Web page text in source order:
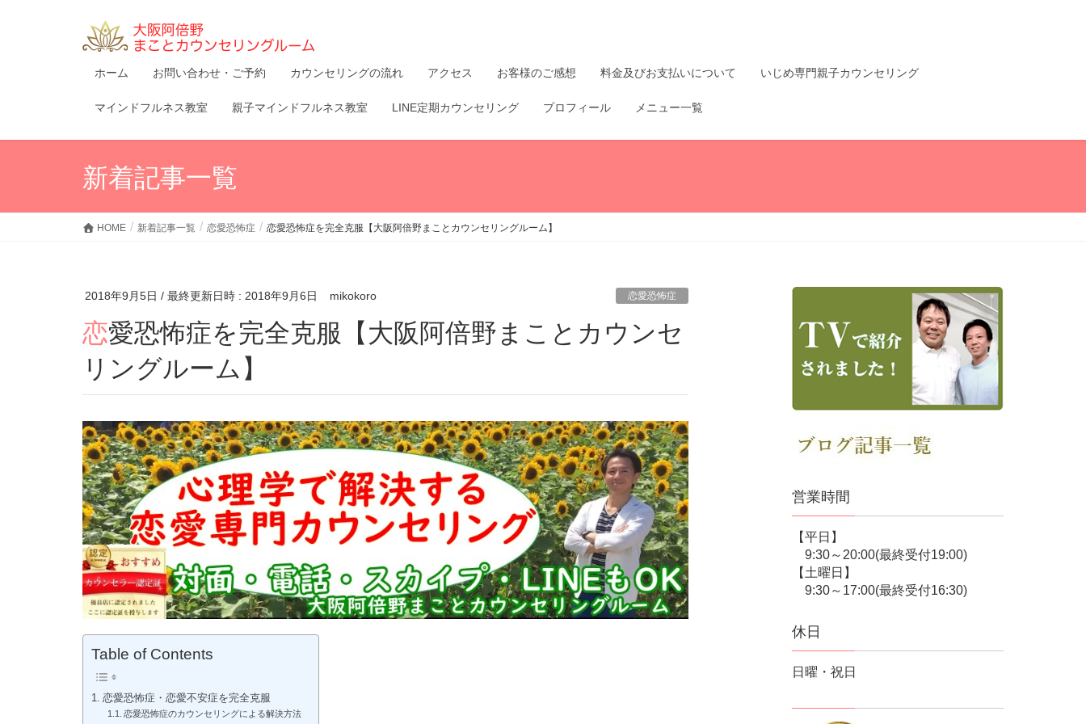
ホーム お問い合わせ・ご予約 カウンセリングの流れ アクセス お客様のご感想 料金及びお支払いについて いじめ専門親子カウンセリング
マインドフルネス教室 親子マインドフルネス教室 LINE定期カウンセリング プロフィール メニュー一覧
新着記事一覧
HOME 新着記事一覧 恋愛恐怖症 恋愛恐怖症を完全克服【大阪阿倍野まことカウンセリングルーム】
2018年9月5日 / 最終更新日時 : 2018年9月6日 mikokoro 恋愛恐怖症
恋愛恐怖症を完全克服【大阪阿倍野まことカウンセ
リングルーム】
Table of Contents
恋愛恐怖症・恋愛不安症を完全克服
恋愛恐怖症のカウンセリングによる解決方法
営業時間
【平日】
9:30～20:00(最終受付19:00)
【土曜日】
9:30～17:00(最終受付16:30)
休日
日曜・祝日